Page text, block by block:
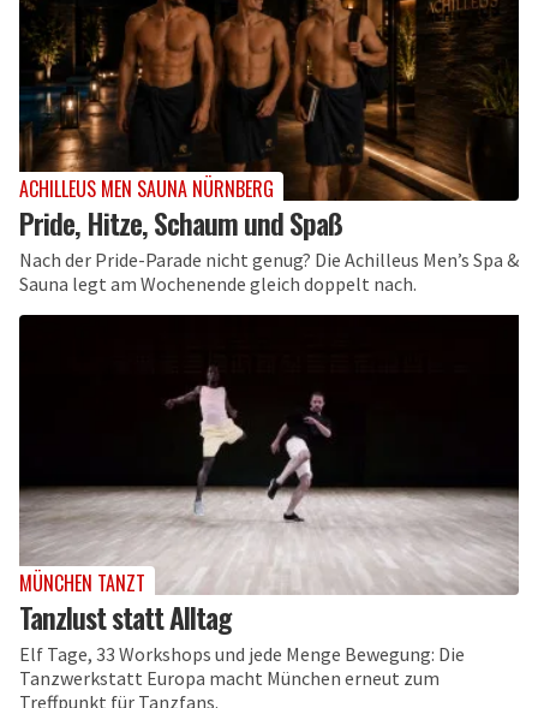
ACHILLEUS MEN SAUNA NÜRNBERG
Pride, Hitze, Schaum und Spaß
Nach der Pride-Parade nicht genug? Die Achilleus Men’s Spa &
Sauna legt am Wochenende gleich doppelt nach.
MÜNCHEN TANZT
Tanzlust statt Alltag
Elf Tage, 33 Workshops und jede Menge Bewegung: Die
Tanzwerkstatt Europa macht München erneut zum
Treffpunkt für Tanzfans.